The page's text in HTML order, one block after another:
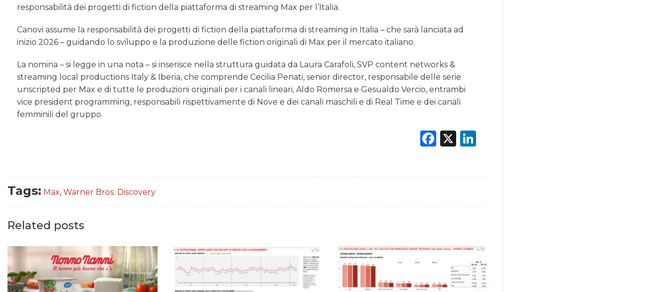
responsabilità dei progetti di fiction della piattaforma di streaming Max per l’Italia.
Canovi assume la responsabilità dei progetti di fiction della piattaforma di streaming in Italia – che sarà lanciata ad
inizio 2026 – guidando lo sviluppo e la produzione delle fiction originali di Max per il mercato italiano.
La nomina – si legge in una nota – si inserisce nella struttura guidata da Laura Carafoli, SVP content networks &
streaming local productions Italy & Iberia, che comprende Cecilia Penati, senior director, responsabile delle serie
unscripted per Max e di tutte le produzioni originali per i canali lineari, Aldo Romersa e Gesualdo Vercio, entrambi
vice president programming, responsabili rispettivamente di Nove e dei canali maschili e di Real Time e dei canali
femminili del gruppo.
Facebook
X LinkedIn
Tags: Max, Warner Bros. Discovery
Related posts